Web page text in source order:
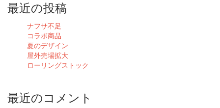
最近の投稿
ナフサ不足
コラボ商品
夏のデザイン
屋外売場拡大
ローリングストック
最近のコメント